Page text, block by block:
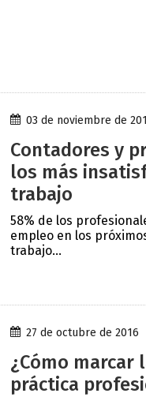
03 de noviembre de
Contadores y
los más
trabajo
58% de los
empleo en los
trabajo...
27 de octubre de 2016
¿Cómo marcar
práctica